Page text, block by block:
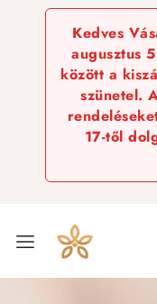
Kedves
augusztus
között a
szünetel.
17-től